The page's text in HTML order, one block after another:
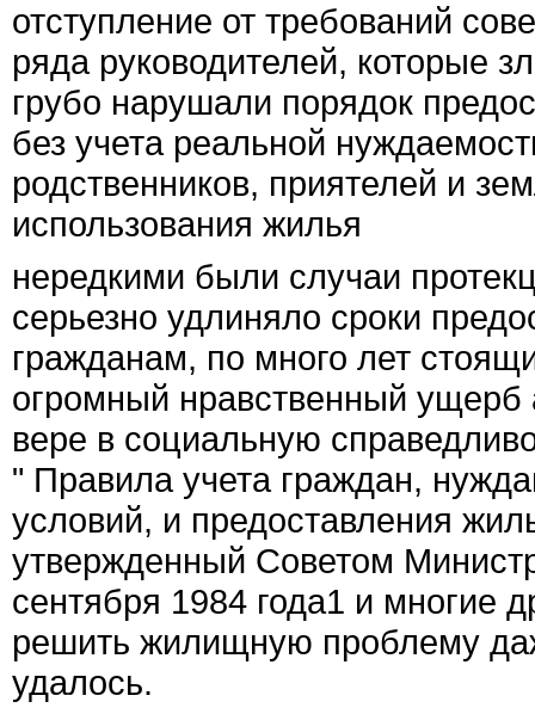
отступление от требований
ряда руководителей, которые
грубо нарушали порядок
без учета реальной
родственников, приятелей и
использования жилья
нередкими были случаи
серьезно удлиняло сроки
гражданам, по много лет
огромный нравственный ущерб
вере в социальную
" Правила учета граждан,
условий, и предоставления
утвержденный Советом
сентября 1984 года1 и многие
решить жилищную проблему
удалось.